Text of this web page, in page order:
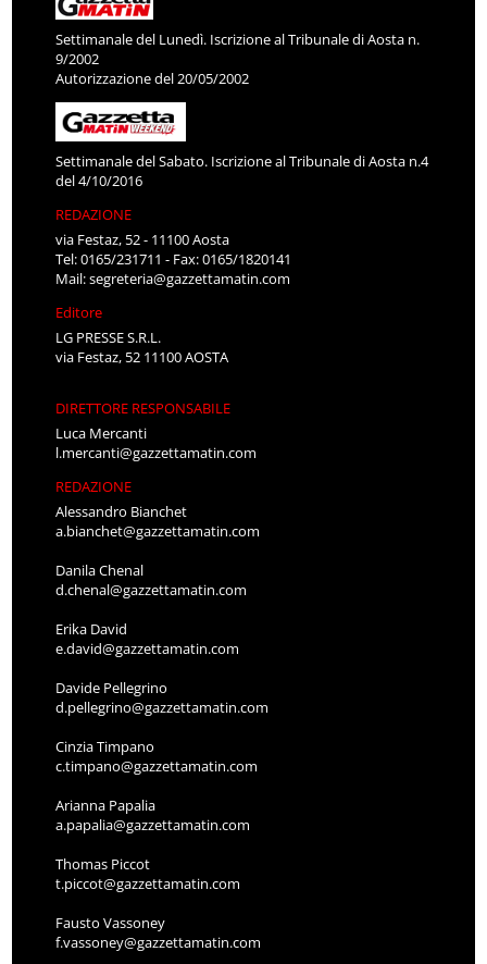
Settimanale del Lunedì. Iscrizione al Tribunale di Aosta n.
9/2002
Autorizzazione del 20/05/2002
Settimanale del Sabato. Iscrizione al Tribunale di Aosta n.4
del 4/10/2016
REDAZIONE
via Festaz, 52 - 11100 Aosta
Tel: 0165/231711 - Fax: 0165/1820141
Mail:segreteria@gazzettamatin.com
Editore
LG PRESSE S.R.L.
via Festaz, 52 11100 AOSTA
DIRETTORE RESPONSABILE
Luca Mercanti
l.mercanti@gazzettamatin.com
REDAZIONE
Alessandro Bianchet
a.bianchet@gazzettamatin.com
Danila Chenal
d.chenal@gazzettamatin.com
Erika David
e.david@gazzettamatin.com
Davide Pellegrino
d.pellegrino@gazzettamatin.com
Cinzia Timpano
c.timpano@gazzettamatin.com
Arianna Papalia
a.papalia@gazzettamatin.com
Thomas Piccot
t.piccot@gazzettamatin.com
Fausto Vassoney
f.vassoney@gazzettamatin.com